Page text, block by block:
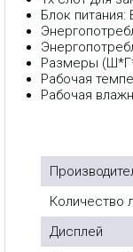
Блок питания:
Размеры
Рабочая
Рабочая
Количество
Дисплей